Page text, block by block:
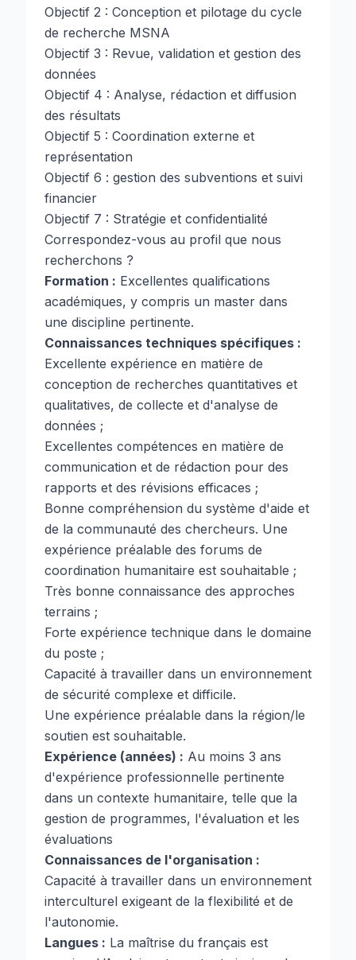
Objectif 2 : Conception et pilotage du cycle
de recherche MSNA
Objectif 3 : Revue, validation et gestion des
données
Objectif 4 : Analyse, rédaction et diffusion
des résultats
Objectif 5 : Coordination externe et
représentation
Objectif 6 : gestion des subventions et suivi
financier
Objectif 7 : Stratégie et confidentialité
Correspondez-vous au profil que nous
recherchons ?
Formation : Excellentes qualifications
académiques, y compris un master dans
une discipline pertinente.
Connaissances techniques spécifiques :
Excellente expérience en matière de
conception de recherches quantitatives et
qualitatives, de collecte et d'analyse de
données ;
Excellentes compétences en matière de
communication et de rédaction pour des
rapports et des révisions efficaces ;
Bonne compréhension du système d'aide et
de la communauté des chercheurs. Une
expérience préalable des forums de
coordination humanitaire est souhaitable ;
Très bonne connaissance des approches
terrains ;
Forte expérience technique dans le domaine
du poste ;
Capacité à travailler dans un environnement
de sécurité complexe et difficile.
Une expérience préalable dans la région/le
soutien est souhaitable.
Expérience (années) : Au moins 3 ans
d'expérience professionnelle pertinente
dans un contexte humanitaire, telle que la
gestion de programmes, l'évaluation et les
évaluations
Connaissances de l'organisation :
Capacité à travailler dans un environnement
interculturel exigeant de la flexibilité et de
l'autonomie.
Langues : La maîtrise du français est